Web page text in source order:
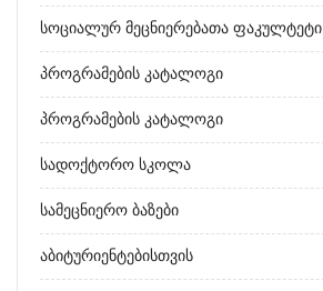
Სოციალურ Მეცნიერებათა Ფაკულტეტი
Პროგრამების Კატალოგი
Პროგრამების Კატალოგი
Სადოქტორო Სკოლა
Სამეცნიერო Ბაზები
Აბიტურიენტებისთვის